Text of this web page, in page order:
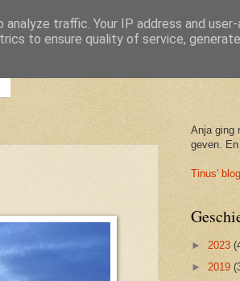
Anja ging
geven.
Tinus' blog
► 2023
► 2019
traffic. Your IP address and
to ensure quality of service,